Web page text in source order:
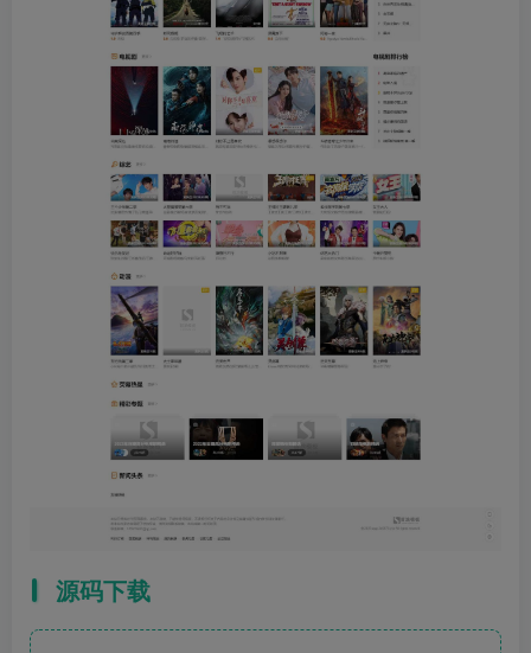
源码下载